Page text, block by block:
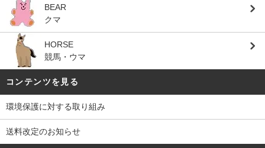
BEAR
クマ
HORSE
競馬・ウマ
コンテンツを見る
環境保護に対する取り組み
送料改定のお知らせ